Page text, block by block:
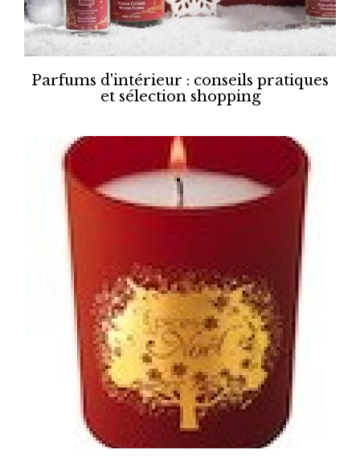
Parfums d'intérieur : conseils pratiques
et sélection shopping